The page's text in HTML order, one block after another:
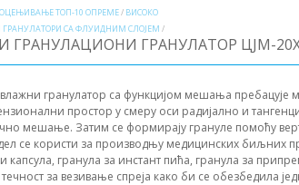
ОЦЕЊИВАЊЕ ТОП-10 ОПРЕМЕ/ ВИСОКО
ГРАНУЛАТОРИ СА ФЛУИДНИМ СЛОЈЕМ /
ГРАНУЛАЦИОНИ ГРАНУЛАТОР ЦЈМ-
гранулатор са функцијом мешања пребацује
простор у смеру оси радијално и
мешање. Затим се формирају грануле помоћу
се користи за производњу медицинских биљних
капсула, гранула за инстант пића, гранула за
за везивање спреја како би се обезбедила